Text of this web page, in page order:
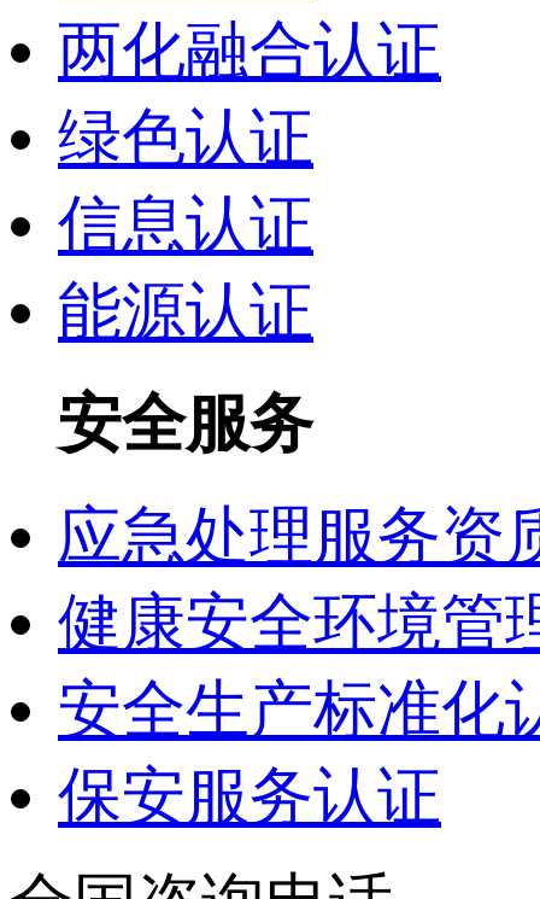
两化融合认证
绿色认证
信息认证
能源认证
安全服务
应急处理服务资
健康安全环境管
安全生产标准化
保安服务认证